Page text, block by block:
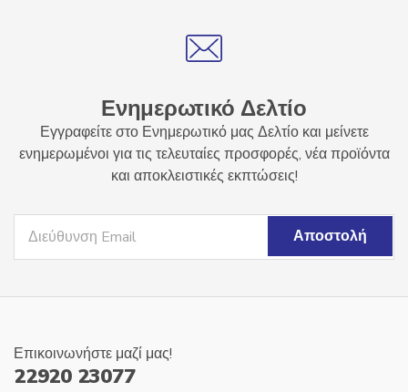
Ενημερωτικό Δελτίο
Εγγραφείτε στο Ενημερωτικό μας Δελτίο και μείνετε
ενημερωμένοι για τις τελευταίες προσφορές, νέα προϊόντα
και αποκλειστικές εκπτώσεις!
Επικοινωνήστε μαζί μας!
22920 23077